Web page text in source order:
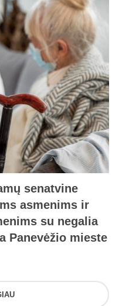
senatvine
asmenims ir
su negalia
Panevėžio mieste